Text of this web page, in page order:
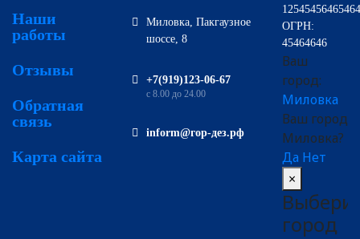
Наши
работы
Отзывы
Обратная
связь
Карта сайта
Миловка, Пакгаузное
шоссе, 8
‪+7(919)123-06-67‬‬
с 8.00 до 24.00
inform@гор-дез.рф
ОГРН:
45464646
Ваш
город:
Миловка
Ваш город
Миловка?
Да Нет
×
город